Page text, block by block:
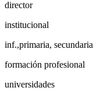
director
institucional
inf.,primaria, secundaria
formación profesional
universidades